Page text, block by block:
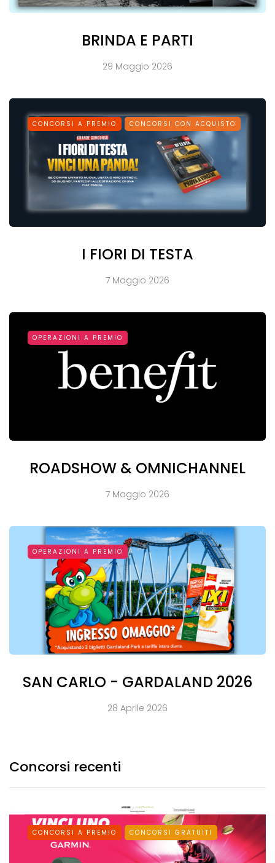
BRINDA E PARTI
29 Maggio 2026
CONCORSI A PREMIO CONCORSI CON ACQUISTO
I FIORI DI TESTA
7 Maggio 2026
OPERAZIONI A PREMIO
ROADSHOW & OMNICHANNEL
7 Maggio 2026
OPERAZIONI A PREMIO
SAN CARLO - GARDALAND 2026
28 Aprile 2026
Concorsi recenti
CONCORSI A PREMIO CONCORSI GRATUITI